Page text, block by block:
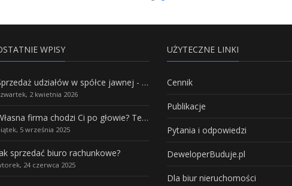
WPISY
Sprzedaż udziałów w spółce jawnej - Wszystko, co trzeba wiedzieć.
2 kwietnia 2026
Własna firma chodzi Ci po głowie? Te branże mają największy potencjał rozwoju
5 września 2025
sprzedać biuro rachunkowe?
24 czerwca 2025
UŻYTECZNE LINKI
Cennik
Publikacje
Pytania i odpowiedzi
DeweloperBuduje.pl
Dla biur nieruchomości